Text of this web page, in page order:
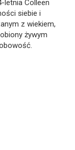
letnia Colleen
siebie i
z wiekiem,
żywym